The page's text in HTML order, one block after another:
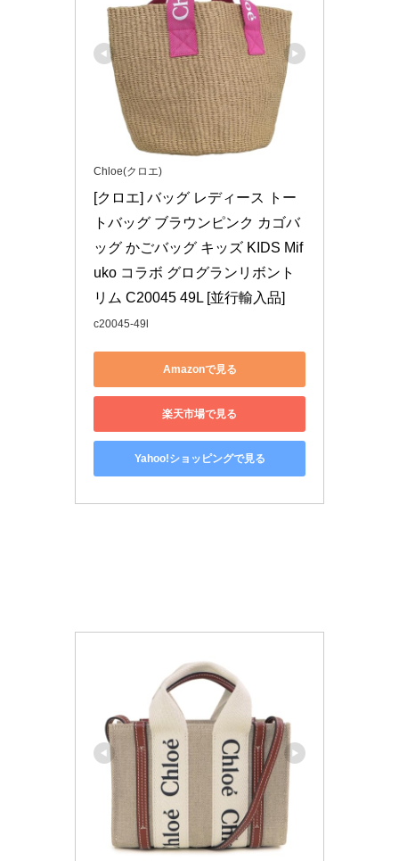
Chloe(クロエ)
[クロエ] バッグ レディース トー
トバッグ ブラウンピンク カゴバ
ッグ かごバッグ キッズ KIDS Mif
uko コラボ グログランリボント
リム C20045 49L [並行輸入品]
c20045-49l
Amazonで見る
楽天市場で見る
Yahoo!ショッピングで見る